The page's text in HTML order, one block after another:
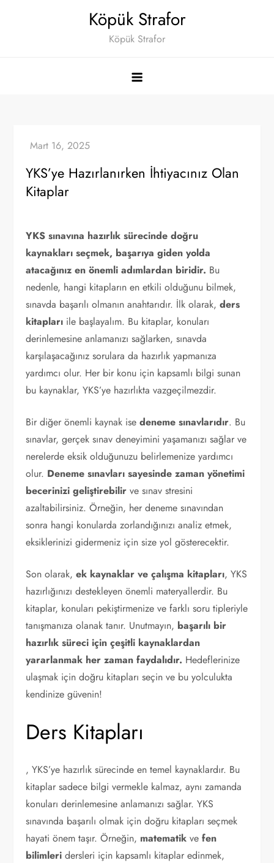
Köpük Strafor
Köpük Strafor
YKS’ye Hazırlanırken İhtiyacınız Olan
Kitaplar
YKS sınavına hazırlık sürecinde doğru
kaynakları seçmek, başarıya giden yolda
atacağınız en önemli adımlardan biridir. Bu
nedenle, hangi kitapların en etkili olduğunu bilmek,
sınavda başarılı olmanın anahtarıdır. İlk olarak,ders
kitapları ile başlayalım. Bu kitaplar, konuları
derinlemesine anlamanızı sağlarken, sınavda
karşılaşacağınız sorulara da hazırlık yapmanıza
yardımcı olur. Her bir konu için kapsamlı bilgi sunan
bu kaynaklar, YKS’ye hazırlıkta vazgeçilmezdir.
Bir diğer önemli kaynak isedeneme sınavlarıdır. Bu
sınavlar, gerçek sınav deneyimini yaşamanızı sağlar ve
nerelerde eksik olduğunuzu belirlemenize yardımcı
olur. Deneme sınavları sayesinde zaman yönetimi
becerinizi geliştirebilir ve sınav stresini
azaltabilirsiniz. Örneğin, her deneme sınavından
sonra hangi konularda zorlandığınızı analiz etmek,
eksiklerinizi gidermeniz için size yol gösterecektir.
Son olarak,ek kaynaklar ve çalışma kitapları, YKS
hazırlığınızı destekleyen önemli materyallerdir. Bu
kitaplar, konuları pekiştirmenize ve farklı soru tipleriyle
tanışmanıza olanak tanır. Unutmayın, başarılı bir
hazırlık süreci için çeşitli kaynaklardan
yararlanmak her zaman faydalıdır. Hedeflerinize
ulaşmak için doğru kitapları seçin ve bu yolculukta
kendinize güvenin!
Ders Kitapları
, YKS’ye hazırlık sürecinde en temel kaynaklardır. Bu
kitaplar sadece bilgi vermekle kalmaz, aynı zamanda
konuları derinlemesine anlamanızı sağlar. YKS
sınavında başarılı olmak için doğru kitapları seçmek
hayati önem taşır. Örneğin, matematik vefen
bilimleri dersleri için kapsamlı kitaplar edinmek,